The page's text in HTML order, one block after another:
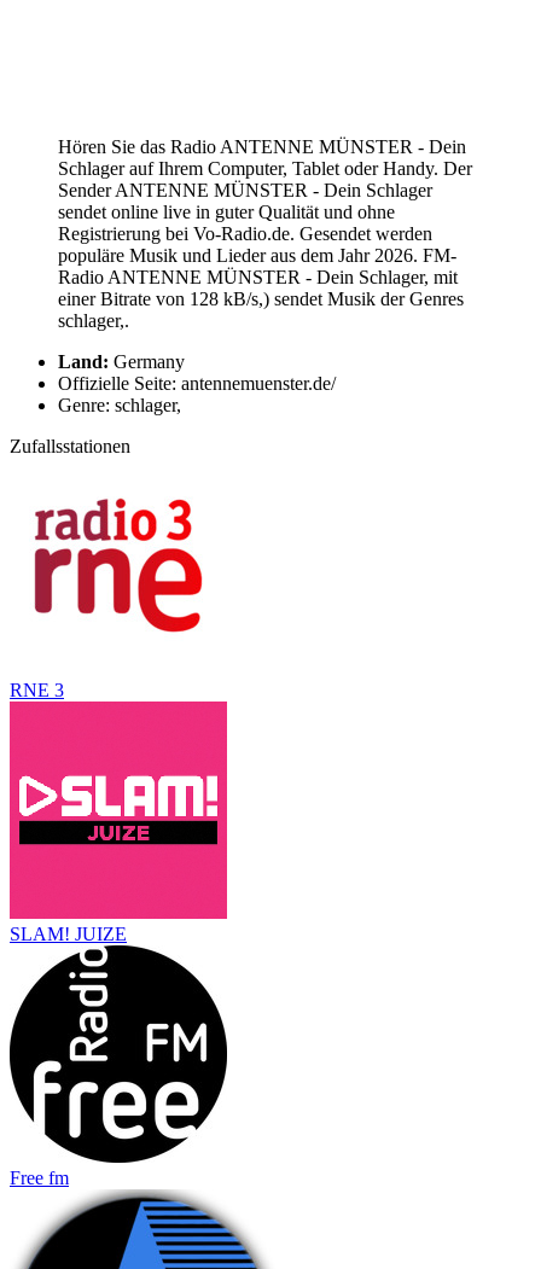
Hören Sie das Radio ANTENNE MÜNSTER - Dein
Schlager auf Ihrem Computer, Tablet oder Handy. Der
Sender ANTENNE MÜNSTER - Dein Schlager
sendet online live in guter Qualität und ohne
Registrierung bei Vo-Radio.de. Gesendet werden
populäre Musik und Lieder aus dem Jahr 2026. FM-
Radio ANTENNE MÜNSTER - Dein Schlager, mit
einer Bitrate von 128 kB/s,) sendet Musik der Genres
schlager,.
Land: Germany
Offizielle Seite: antennemuenster.de/
Genre: schlager,
Zufallsstationen
RNE 3
SLAM! JUIZE
Free fm